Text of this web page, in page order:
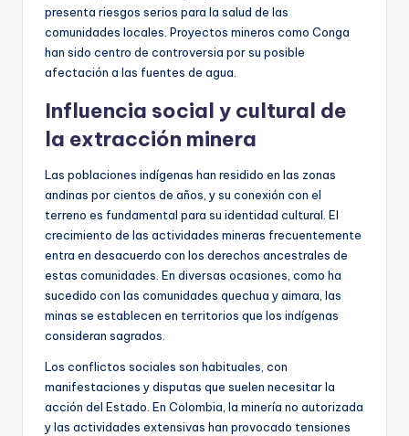
presenta riesgos serios para la salud de las
comunidades locales. Proyectos mineros como Conga
han sido centro de controversia por su posible
afectación a las fuentes de agua.
Influencia social y cultural de
la extracción minera
Las poblaciones indígenas han residido en las zonas
andinas por cientos de años, y su conexión con el
terreno es fundamental para su identidad cultural. El
crecimiento de las actividades mineras frecuentemente
entra en desacuerdo con los derechos ancestrales de
estas comunidades. En diversas ocasiones, como ha
sucedido con las comunidades quechua y aimara, las
minas se establecen en territorios que los indígenas
consideran sagrados.
Los conflictos sociales son habituales, con
manifestaciones y disputas que suelen necesitar la
acción del Estado. En Colombia, la minería no autorizada
y las actividades extensivas han provocado tensiones